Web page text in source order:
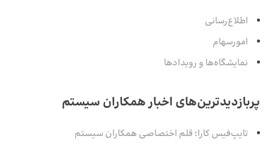
اطلاع‌رسانی
امورسهام
نمایشگاه‌ها و رویدادها
پربازدیدترین‌های اخبار همکاران سیستم
تایپ‌فیس کارا؛ قلم اختصاصی همکاران سیستم